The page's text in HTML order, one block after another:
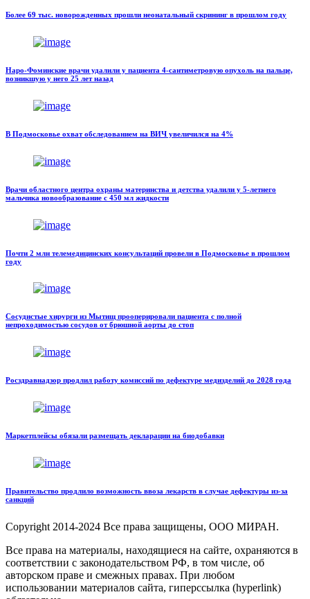
Более 69 тыс. новорожденных прошли неонатальный скрининг в прошлом году
Наро-Фоминские врачи удалили у пациента 4-сантиметровую опухоль на пальце,
возникшую у него 25 лет назад
В Подмосковье охват обследованием на ВИЧ увеличился на 4%
Врачи областного центра охраны материнства и детства удалили у 5-летнего
мальчика новообразование с 450 мл жидкости
Почти 2 млн телемедицинских консультаций провели в Подмосковье в прошлом
году
Сосудистые хирурги из Мытищ прооперировали пациента с полной
непроходимостью сосудов от брюшной аорты до стоп
Росздравнадзор продлил работу комиссий по дефектуре медизделий до 2028 года
Маркетплейсы обязали размещать декларации на биодобавки
Правительство продлило возможность ввоза лекарств в случае дефектуры из-за
санкций
Copyright 2014-2024 Все права защищены, ООО МИРАН.
Все права на материалы, находящиеся на сайте, охраняются в
соответствии с законодательством РФ, в том числе, об
авторском праве и смежных правах. При любом
использовании материалов сайта, гиперссылка (hyperlink)